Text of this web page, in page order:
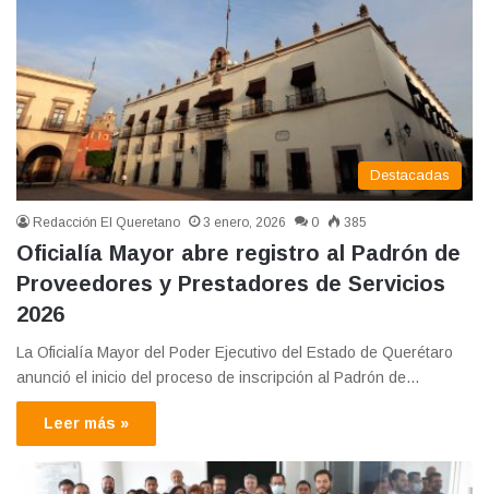
Destacadas
Redacción El Queretano 3 enero, 2026 0 385
Oficialía Mayor abre registro al Padrón de
Proveedores y Prestadores de Servicios
2026
La Oficialía Mayor del Poder Ejecutivo del Estado de Querétaro
anunció el inicio del proceso de inscripción al Padrón de…
Leer más »